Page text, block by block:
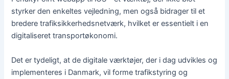
styrker den enkeltes vejledning, men også bidrager til et
bredere trafiksikkerhedsnetværk, hvilket er essentielt i en
digitaliseret transportøkonomi.
Det er tydeligt, at de digitale værktøjer, der i dag udvikles og
implementeres i Danmark, vil forme trafikstyring og